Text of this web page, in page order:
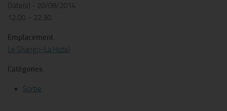
Date(s) - 20/08/2014
12.00. - 22.30.
Emplacement
Le Shangri-La Hotel
Catégories
Sortie